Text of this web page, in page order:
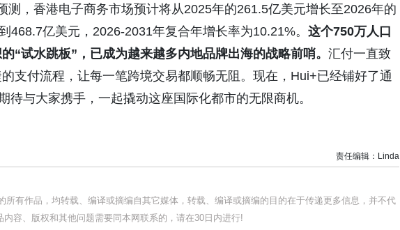
测，香港电子商务市场预计将从2025年的261.5亿美元增长至2026年的
468.7亿美元，2026-2031年复合年增长率为10.21%。 这个750万人口
“试水跳板”，已成为越来越多内地品牌出海的战略前哨。 汇付一直致
支付流程，让每一笔跨境交易都顺畅无阻。现在，Hui+已经铺好了通
待与大家携手，一起撬动这座国际化都市的无限商机。
责任编辑：Linda
所有作品，均转载、编译或摘编自其它媒体，转载、编译或摘编的目的在于传递更多信息，并不代
容、版权和其他问题需要同本网联系的，请在30日内进行!